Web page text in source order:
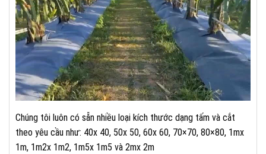
Chúng tôi luôn có sẵn nhiều loại kích thước dạng tấm và cắt
theo yêu cầu như: 40x 40, 50x 50, 60x 60, 70×70, 80×80, 1mx
1m, 1m2x 1m2, 1m5x 1m5 và 2mx 2m